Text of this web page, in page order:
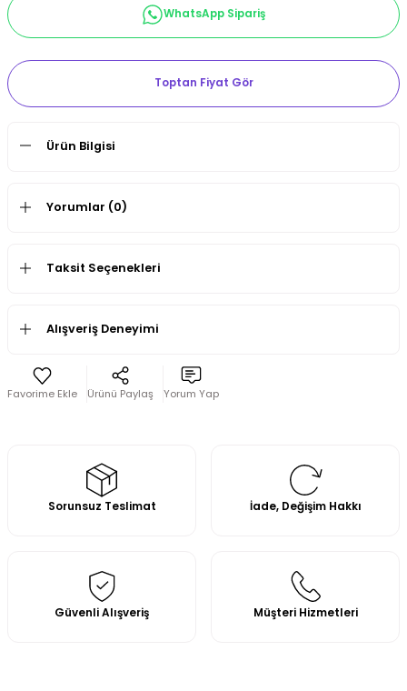
WhatsApp Sipariş
Toptan Fiyat Gör
Ürün Bilgisi
Yorumlar (0)
Taksit Seçenekleri
Alışveriş Deneyimi
Ürünü Paylaş Yorum Yap
Sorunsuz Teslimat İade, Değişim Hakkı
Güvenli Alışveriş Müşteri Hizmetleri